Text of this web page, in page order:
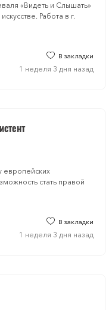
«Видеть и Слышать»
Работа в г.
В закладки
1 неделя 3 дня назад
европейских
стать правой
В закладки
1 неделя 3 дня назад